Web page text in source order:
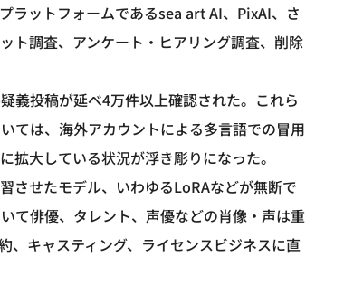
ラットフォームであるsea art AI、PixAI、さ
ト調査、アンケート・ヒアリング調査、削除
義投稿が延べ4万件以上確認された。これら
ては、海外アカウントによる多言語での冒用
大している状況が浮き彫りになった。
させたモデル、いわゆるLoRAなどが無断で
て俳優、タレント、声優などの肖像・声は重
、キャスティング、ライセンスビジネスに直